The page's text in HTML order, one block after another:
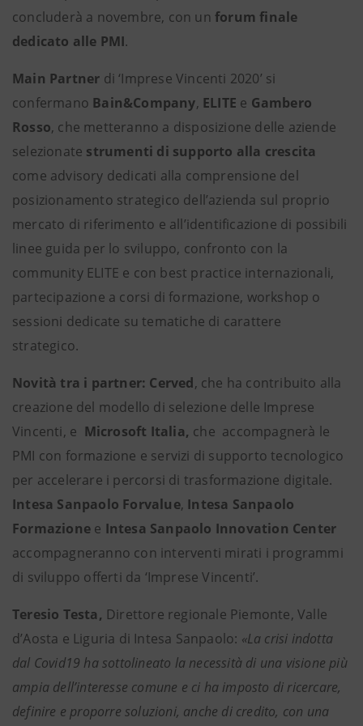
concluderà a novembre, con un forum finale
dedicato alle PMI.
Main Partner di ‘Imprese Vincenti 2020’ si
confermano Bain&Company, ELITE e Gambero
Rosso, che metteranno a disposizione delle aziende
selezionate strumenti di supporto alla crescita
come advisory dedicati alla comprensione del
posizionamento strategico dell’azienda sul proprio
mercato di riferimento e all’identificazione di possibili
linee guida per lo sviluppo, confronto con la
community ELITE e con best practice internazionali,
partecipazione a corsi di formazione, workshop o
sessioni dedicate su tematiche di carattere
strategico.
Novità tra i partner: Cerved, che ha contribuito alla
creazione del modello di selezione delle Imprese
Vincenti, e Microsoft Italia, che accompagnerà le
PMI con formazione e servizi di supporto tecnologico
per accelerare i percorsi di trasformazione digitale.
Intesa Sanpaolo Forvalue, Intesa Sanpaolo
Formazione e Intesa Sanpaolo Innovation Center
accompagneranno con interventi mirati i programmi
di sviluppo offerti da ‘Imprese Vincenti’.
Teresio Testa, Direttore regionale Piemonte, Valle
d’Aosta e Liguria di Intesa Sanpaolo: «La crisi indotta
dal Covid19 ha sottolineato la necessità di una visione più
ampia dell’interesse comune e ci ha imposto di ricercare,
definire e proporre soluzioni, anche di credito, con una